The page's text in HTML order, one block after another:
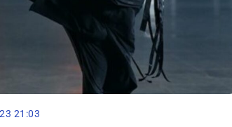
21:03